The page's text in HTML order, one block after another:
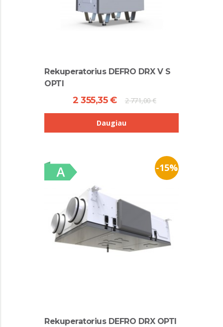
Rekuperatorius DEFRO DRX V S
OPTI
2 355,35 € 2 771,00 €
Daugiau
-15%
Rekuperatorius DEFRO DRX OPTI